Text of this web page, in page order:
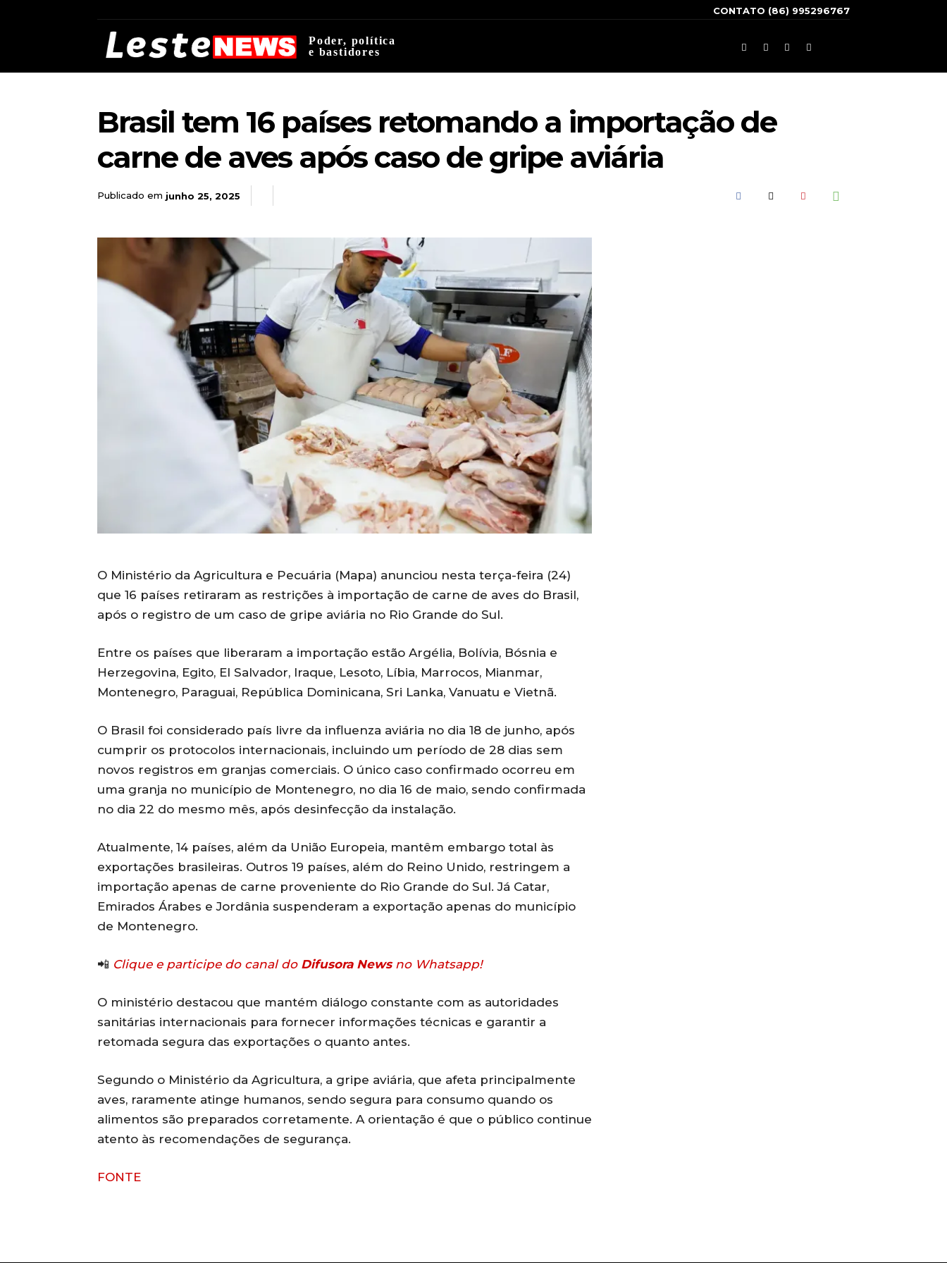
CONTATO (86) 995296767
Poder, política
e bastidores
Brasil tem 16 países retomando a importação de
carne de aves após caso de gripe aviária
Publicado em junho 25, 2025
O Ministério da Agricultura e Pecuária (Mapa) anunciou nesta terça-feira (24)
que 16 países retiraram as restrições à importação de carne de aves do Brasil,
após o registro de um caso de gripe aviária no Rio Grande do Sul.
Entre os países que liberaram a importação estão Argélia, Bolívia, Bósnia e
Herzegovina, Egito, El Salvador, Iraque, Lesoto, Líbia, Marrocos, Mianmar,
Montenegro, Paraguai, República Dominicana, Sri Lanka, Vanuatu e Vietnã.
O Brasil foi considerado país livre da influenza aviária no dia 18 de junho, após
cumprir os protocolos internacionais, incluindo um período de 28 dias sem
novos registros em granjas comerciais. O único caso confirmado ocorreu em
uma granja no município de Montenegro, no dia 16 de maio, sendo confirmada
no dia 22 do mesmo mês, após desinfecção da instalação.
Atualmente, 14 países, além da União Europeia, mantêm embargo total às
exportações brasileiras. Outros 19 países, além do Reino Unido, restringem a
importação apenas de carne proveniente do Rio Grande do Sul. Já Catar,
Emirados Árabes e Jordânia suspenderam a exportação apenas do município
de Montenegro.
📲 Clique e participe do canal do Difusora Newsno Whatsapp!
O ministério destacou que mantém diálogo constante com as autoridades
sanitárias internacionais para fornecer informações técnicas e garantir a
retomada segura das exportações o quanto antes.
Segundo o Ministério da Agricultura, a gripe aviária, que afeta principalmente
aves, raramente atinge humanos, sendo segura para consumo quando os
alimentos são preparados corretamente. A orientação é que o público continue
atento às recomendações de segurança.
FONTE